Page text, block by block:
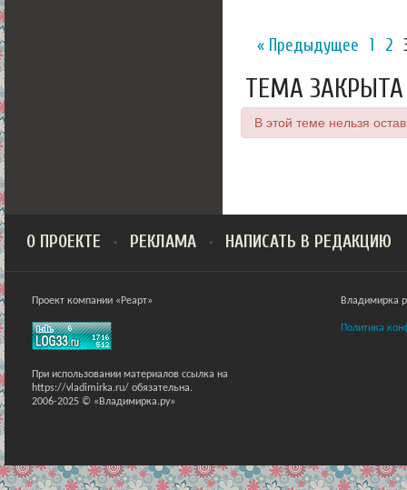
« Предыдущее 1 2
ТЕМА ЗАКРЫТА
В этой теме нельзя
О ПРОЕКТЕ РЕКЛАМА НАПИСАТЬ В РЕДАКЦИЮ
Проект компании «Реарт»
При использовании материалов ссылка на
https://vladimirka.ru/ обязательна.
2006-2025 © «Владимирка.ру»
Владимирка
Политика